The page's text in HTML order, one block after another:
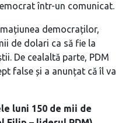
într-un comunicat.
democraților,
de dolari ca să fie la
De cealaltă parte, PDM
false și a anunțat că îl va
luni 150 de mii de